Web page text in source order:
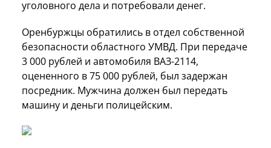
уголовного дела и потребовали денег.
Оренбуржцы обратились в отдел собственной
безопасности областного УМВД. При передаче
3 000 рублей и автомобиля ВАЗ-2114,
оцененного в 75 000 рублей, был задержан
посредник. Мужчина должен был передать
машину и деньги полицейским.